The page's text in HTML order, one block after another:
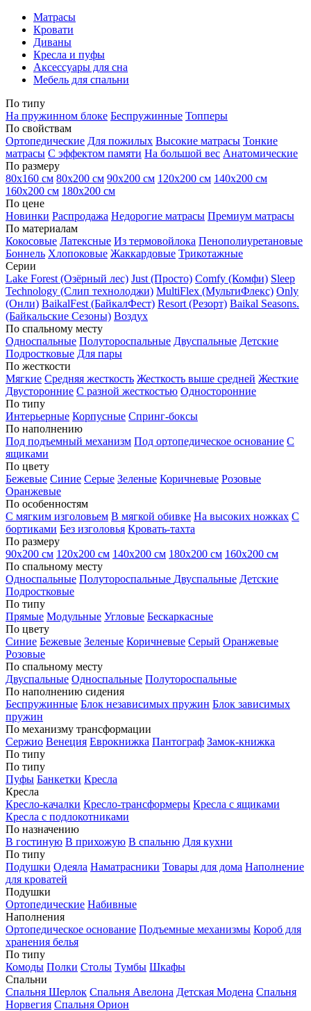
Матрасы
Кровати
Диваны
Кресла и пуфы
Аксессуары для сна
Мебель для спальни
По типу
На пружинном блоке Беспружинные Топперы
По свойствам
Ортопедические Для пожилых Высокие матрасы Тонкие
матрасы С эффектом памяти На большой вес Анатомические
По размеру
80х160 см 80х200 см 90х200 см 120х200 см 140х200 см
160х200 см 180х200 см
По цене
Новинки Распродажа Недорогие матрасы Премиум матрасы
По материалам
Кокосовые Латексные Из термовойлока Пенополиуретановые
Боннель Хлопоковые Жаккардовые Трикотажные
Серии
Lake Forest (Озёрный лес) Just (Просто) Comfy (Комфи) Sleep
Technology (Слип технолоджи) MultiFlex (МультиФлекс) Only
(Онли) BaikalFest (БайкалФест) Resort (Резорт) Baikal Seasons.
(Байкальские Сезоны) Воздух
По спальному месту
Односпальные Полутороспальные Двуспальные Детские
Подростковые Для пары
По жесткости
Мягкие Средняя жесткость Жесткость выше средней Жесткие
Двусторонние С разной жесткостью Односторонние
По типу
Интерьерные Корпусные Спринг-боксы
По наполнению
Под подъемный механизм Под ортопедическое основание С
ящиками
По цвету
Бежевые Синие Серые Зеленые Коричневые Розовые
Оранжевые
По особенностям
С мягким изголовьем В мягкой обивке На высоких ножках С
бортиками Без изголовья Кровать-тахта
По размеру
90х200 см 120х200 см 140х200 см 180х200 см 160х200 см
По спальному месту
Односпальные Полутороспальные Двуспальные Детские
Подростковые
По типу
Прямые Модульные Угловые Бескаркасные
По цвету
Синие Бежевые Зеленые Коричневые Серый Оранжевые
Розовые
По спальному месту
Двуспальные Односпальные Полутороспальные
По наполнению сидения
Беспружинные Блок независимых пружин Блок зависимых
пружин
По механизму трансформации
Сержио Венеция Еврокнижка Пантограф Замок-книжка
По типу
По типу
Пуфы Банкетки Кресла
Кресла
Кресло-качалки Кресло-трансформеры Кресла с ящиками
Кресла с подлокотниками
По назначению
В гостиную В прихожую В спальню Для кухни
По типу
Подушки Одеяла Наматрасники Товары для дома Наполнение
для кроватей
Подушки
Ортопедические Набивные
Наполнения
Ортопедическое основание Подъемные механизмы Короб для
хранения белья
По типу
Комоды Полки Столы Тумбы Шкафы
Спальни
Спальня Шерлок Спальня Авелона Детская Модена Спальня
Норвегия Спальня Орион